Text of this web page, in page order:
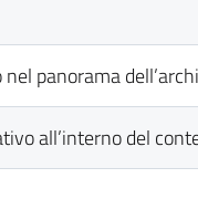
panorama
all’interno del